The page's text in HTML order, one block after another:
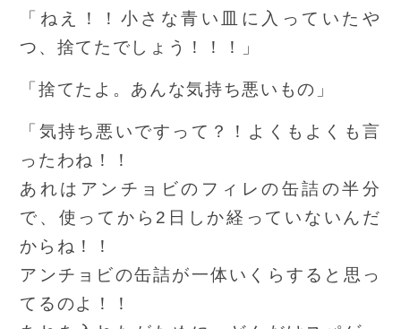
「ねえ！！小さな青い皿に入っていたや
つ、捨てたでしょう！！！」
「捨てたよ。あんな気持ち悪いもの」
「気持ち悪いですって？！よくもよくも言
ったわね！！
あれはアンチョビのフィレの缶詰の半分
で、使ってから2日しか経っていないんだ
からね！！
アンチョビの缶詰が一体いくらすると思っ
てるのよ！！